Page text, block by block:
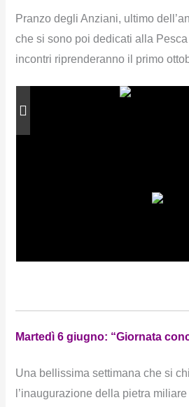
Pranzo degli Anziani, ultimo
che si sono poi dedicati alla
incontri riprenderanno il primo
Martedì 6 giugno: “Giornata
Una bellissima settimana che si
l’inaugurazione della pietra